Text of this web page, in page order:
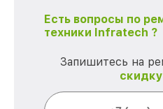
Есть вопросы по
техники Infratech ?
Запишитесь на